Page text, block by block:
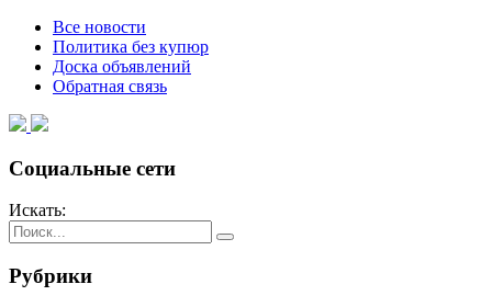
Все новости
Политика без купюр
Доска объявлений
Обратная связь
Социальные сети
Искать:
Рубрики